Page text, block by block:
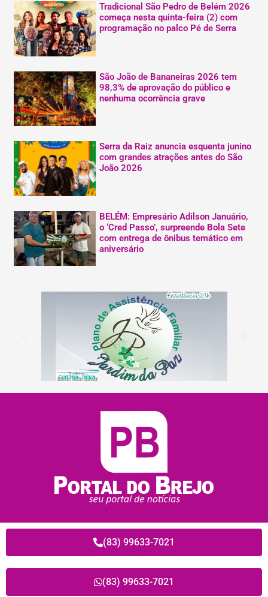
Tradicional São Pedro de Belém 2026
começa nesta quinta-feira (2) com
programação no palco Pé de Serra
São João de Bananeiras 2026 tem
98,3% de aprovação do público e
nenhuma ocorrência grave
Serra da Raiz anuncia esquenta junino
com grandes atrações antes do São
João 2026
BELÉM: Empresário Adilson Januário,
o ‘Cred Passo’, surpreende Bola Sete
com entrega de ônibus temático em
aniversário
(83) 99633-7021
(83) 99633-7021